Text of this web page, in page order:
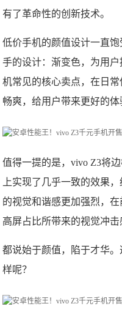
有了革命性的创新技术。
低价手机的颜值设计一直
手的设计：渐变色，为用
机常见的核心卖点，在日
畅爽，给用户带来更好的体
值得一提的是，vivo Z3将
上实现了几乎一致的效果
的视觉和谐感更加强烈，
高屏占比所带来的视觉冲击
都说始于颜值，陷于才华
样呢？